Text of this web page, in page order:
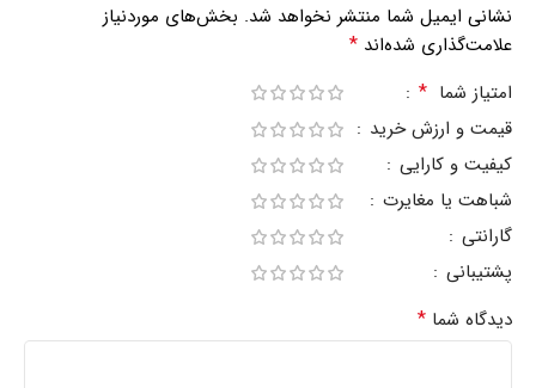
نشانی ایمیل شما منتشر نخواهد شد. بخش‌های موردنیاز
علامت‌گذاری شده‌اند *
امتیاز شما *
قیمت و ارزش خرید
کیفیت و کارایی
شباهت یا مغایرت
گارانتی
پشتیبانی
دیدگاه شما *